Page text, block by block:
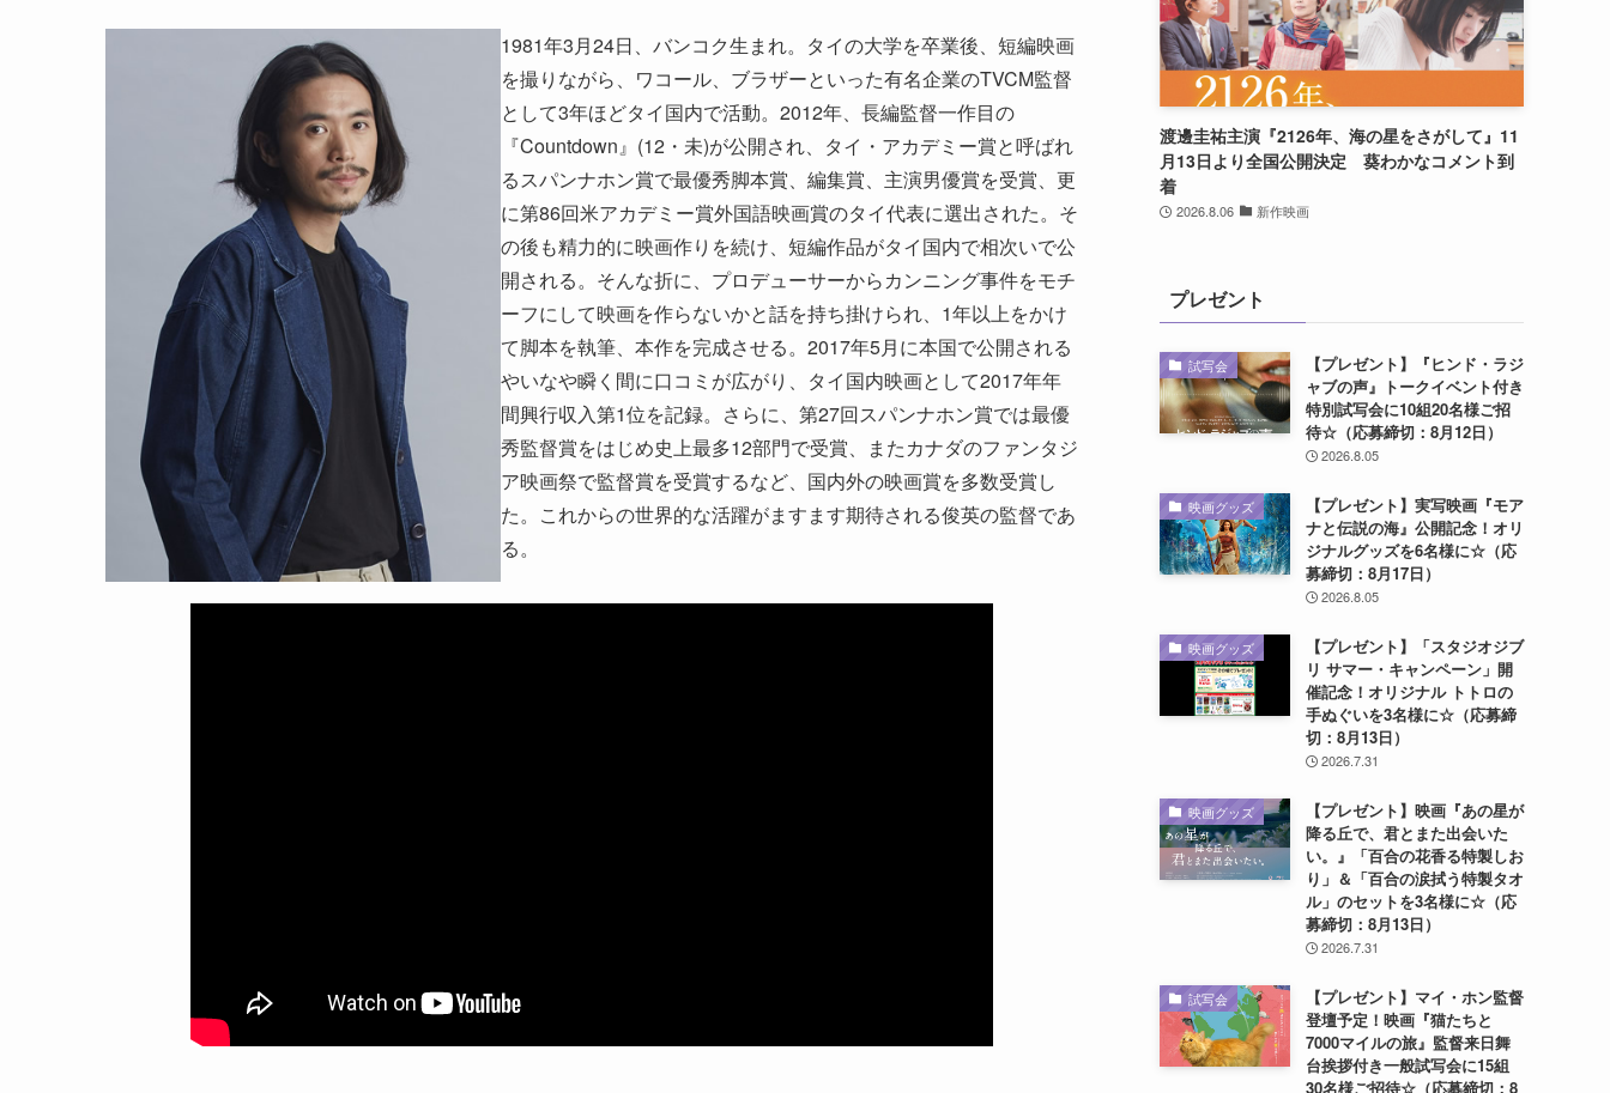
1981年3月24日、バンコク生まれ。タイの大学を卒業後、短編映画
を撮りながら、ワコール、ブラザーといった有名企業のTVCM監督
として3年ほどタイ国内で活動。2012年、長編監督一作目の
『Countdown』(12・未)が公開され、タイ・アカデミー賞と呼ばれ
るスパンナホン賞で最優秀脚本賞、編集賞、主演男優賞を受賞、更
に第86回米アカデミー賞外国語映画賞のタイ代表に選出された。そ
の後も精力的に映画作りを続け、短編作品がタイ国内で相次いで公
開される。そんな折に、プロデューサーからカンニング事件をモチ
ーフにして映画を作らないかと話を持ち掛けられ、1年以上をかけ
て脚本を執筆、本作を完成させる。2017年5月に本国で公開される
やいなや瞬く間に口コミが広がり、タイ国内映画として2017年年
間興行収入第1位を記録。さらに、第27回スパンナホン賞では最優
秀監督賞をはじめ史上最多12部門で受賞、またカナダのファンタジ
ア映画祭で監督賞を受賞するなど、国内外の映画賞を多数受賞し
た。これからの世界的な活躍がますます期待される俊英の監督であ
る。
渡邊圭祐主演『2126年、海の星をさがして』11
月13日より全国公開決定 葵わかなコメント到
着
2026.8.06 新作映画
プレゼント
試写会
【プレゼント】『ヒンド・ラジ
ャブの声』トークイベント付き
特別試写会に10組20名様ご招
待☆（応募締切：8月12日）
2026.8.05
映画グッズ
【プレゼント】実写映画『モア
ナと伝説の海』公開記念！オリ
ジナルグッズを6名様に☆（応
募締切：8月17日）
2026.8.05
映画グッズ
【プレゼント】「スタジオジブ
リ サマー・キャンペーン」開
催記念！オリジナル トトロの
手ぬぐいを3名様に☆（応募締
切：8月13日）
2026.7.31
映画グッズ
【プレゼント】映画『あの星が
降る丘で、君とまた出会いた
い。』「百合の花香る特製しお
り」＆「百合の涙拭う特製タオ
ル」のセットを3名様に☆（応
募締切：8月13日）
2026.7.31
試写会
【プレゼント】マイ・ホン監督
登壇予定！映画『猫たちと
7000マイルの旅』監督来日舞
台挨拶付き一般試写会に15組
30名様ご招待☆（応募締切：8